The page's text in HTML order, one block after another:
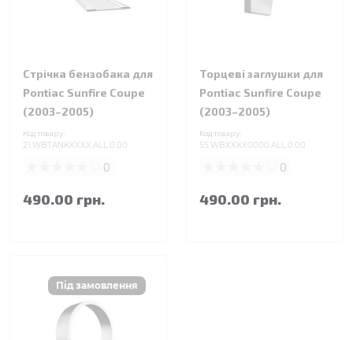
Стрічка бензобака для
Pontiac Sunfire Coupe
(2003–2005)
Код товару:
21.WBTANKXXXX.ALL.0.00
0
490.00 грн.
Торцеві заглушки для
Pontiac Sunfire Coupe
(2003–2005)
Код товару:
55.WBXXXX0000.ALL.0.00
0
490.00 грн.